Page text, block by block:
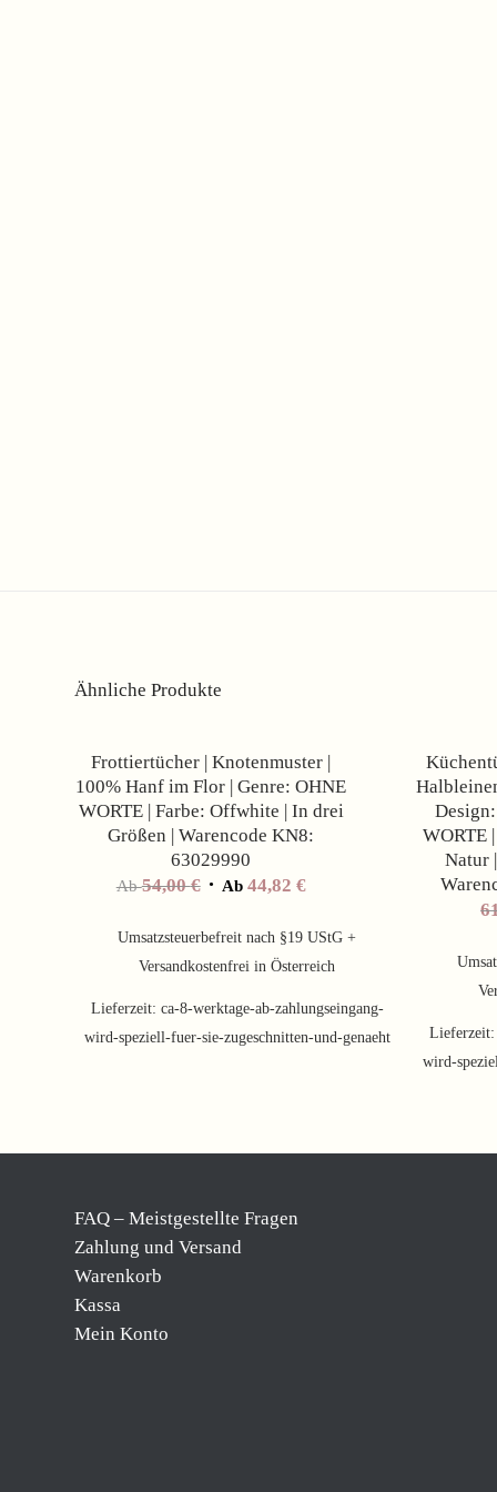
Ähnliche Produkte
Frottiertücher | Knotenmuster |
100% Hanf im Flor | Genre: OHNE
WORTE | Farbe: Offwhite | In drei
Größen | Warencode KN8:
63029990
Ab54,00€ Ab 44,82 €
Umsatzsteuerbefreit nach §19 UStG +
Versandkostenfrei in Österreich
Lieferzeit: ca-8-werktage-ab-zahlungseingang-
wird-speziell-fuer-sie-zugeschnitten-und-genaeht
WORTE
Natur
wird-
FAQ – Meistgestellte Fragen
Zahlung und Versand
Warenkorb
Kassa
Mein Konto